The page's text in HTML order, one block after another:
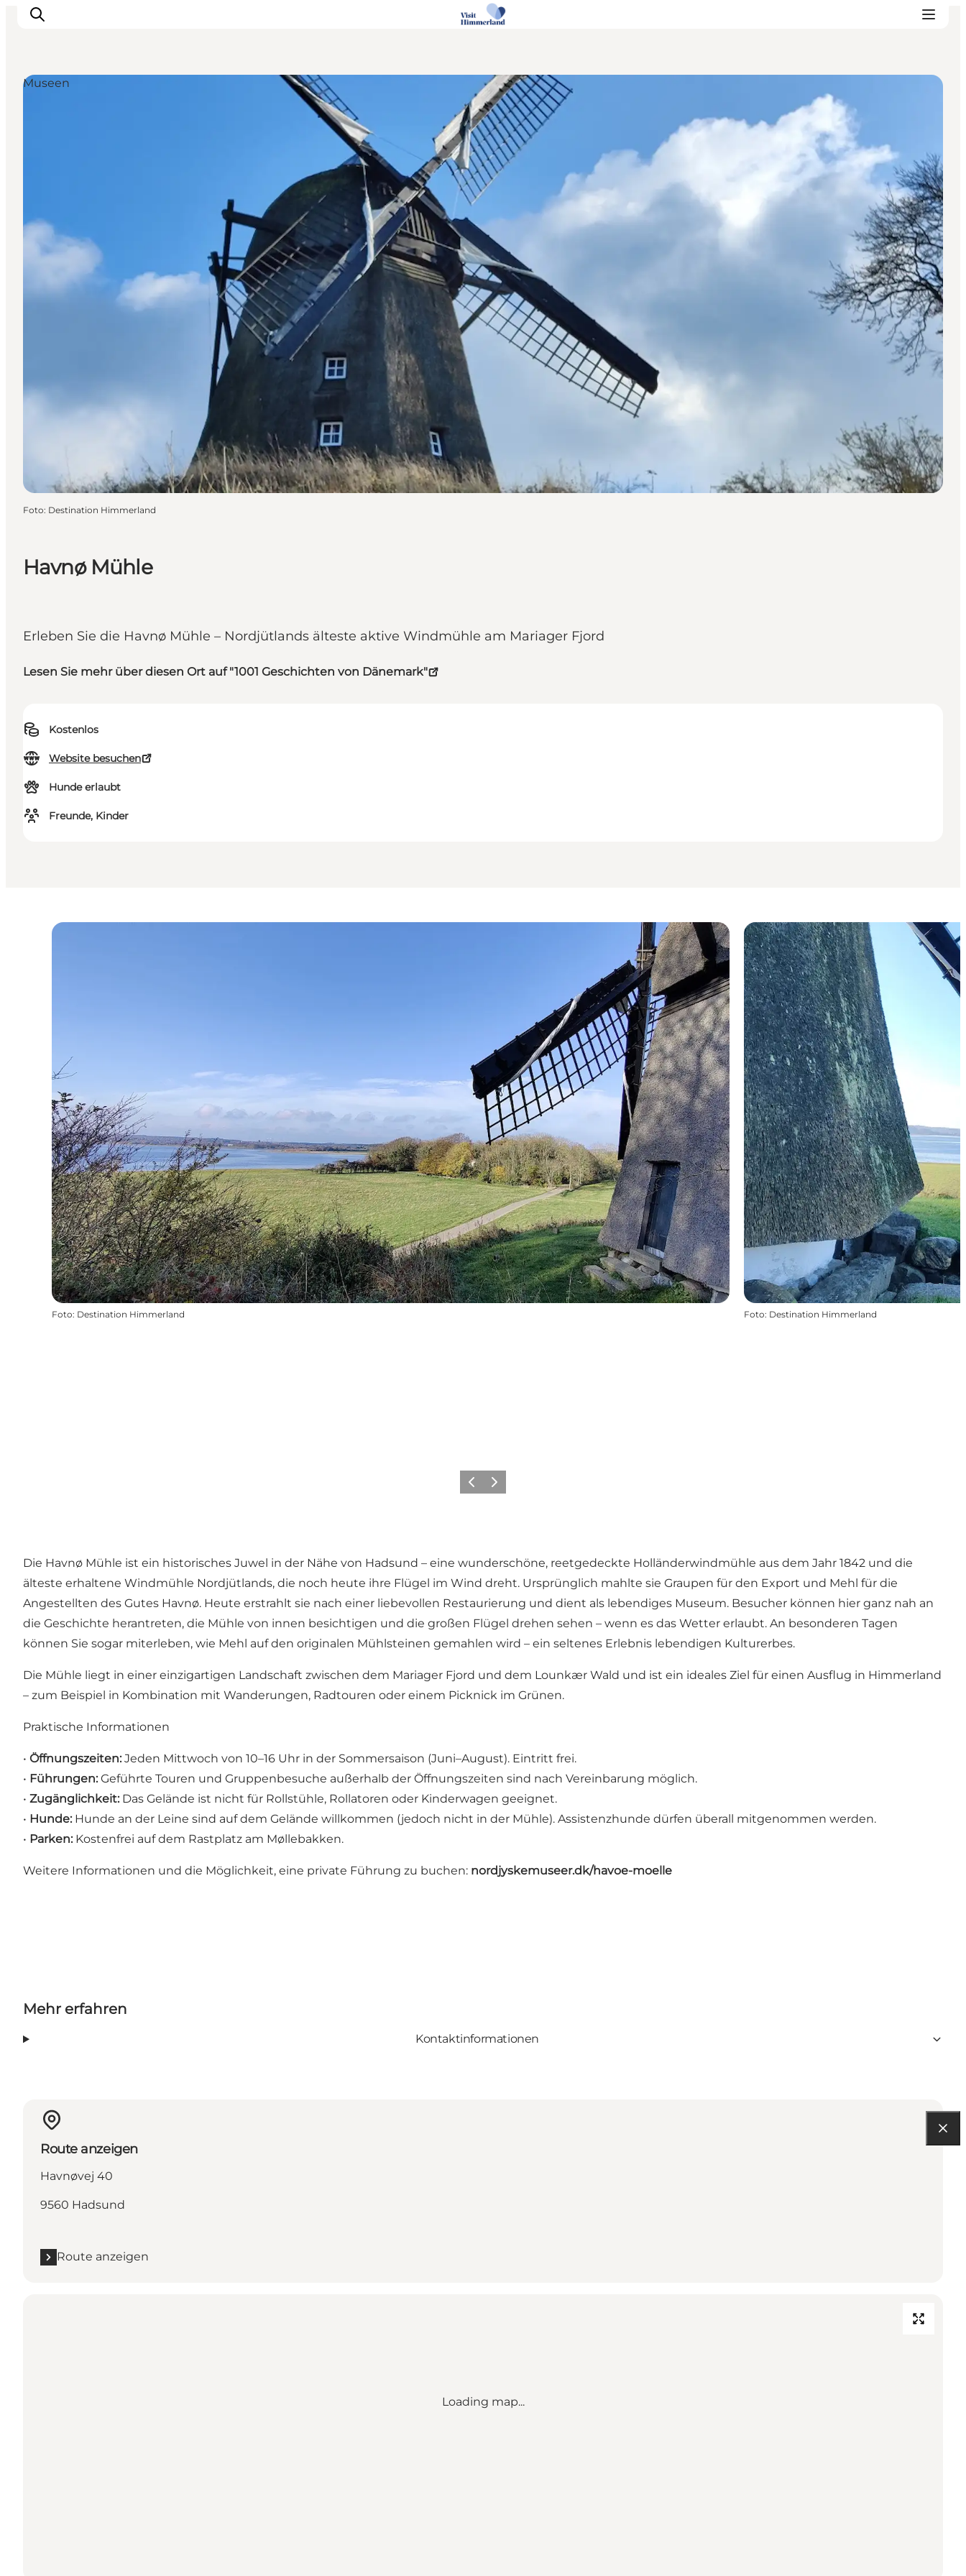
Praktische Informationen
Havnø Mühle
Erleben Sie die Havnø Mühle – Nordjütlands älteste aktive Windmühle am Mariager Fjord
Lesen Sie mehr über diesen Ort auf "1001 Geschichten von Dänemark"
Kostenlos
Website besuchen
Hunde erlaubt
Freunde, Kinder
Museen
Foto: Destination Himmerland
Foto: Destination Himmerland Foto: Destination Himmerland
Vorherige Folie
Nächste Folie
Die Havnø Mühle ist ein historisches Juwel in der Nähe von Hadsund – eine wunderschöne, reetgedeckte Holländerwindmühle aus dem Jahr 1842 und die
älteste erhaltene Windmühle Nordjütlands, die noch heute ihre Flügel im Wind dreht. Ursprünglich mahlte sie Graupen für den Export und Mehl für die
Angestellten des Gutes Havnø. Heute erstrahlt sie nach einer liebevollen Restaurierung und dient als lebendiges Museum. Besucher können hier ganz nah an
die Geschichte herantreten, die Mühle von innen besichtigen und die großen Flügel drehen sehen – wenn es das Wetter erlaubt. An besonderen Tagen
können Sie sogar miterleben, wie Mehl auf den originalen Mühlsteinen gemahlen wird – ein seltenes Erlebnis lebendigen Kulturerbes.
Die Mühle liegt in einer einzigartigen Landschaft zwischen dem Mariager Fjord und dem Lounkær Wald und ist ein ideales Ziel für einen Ausflug in Himmerland
– zum Beispiel in Kombination mit Wanderungen, Radtouren oder einem Picknick im Grünen.
Praktische Informationen
• Öffnungszeiten: Jeden Mittwoch von 10–16 Uhr in der Sommersaison (Juni–August). Eintritt frei.
• Führungen: Geführte Touren und Gruppenbesuche außerhalb der Öffnungszeiten sind nach Vereinbarung möglich.
• Zugänglichkeit: Das Gelände ist nicht für Rollstühle, Rollatoren oder Kinderwagen geeignet.
• Hunde: Hunde an der Leine sind auf dem Gelände willkommen (jedoch nicht in der Mühle). Assistenzhunde dürfen überall mitgenommen werden.
• Parken: Kostenfrei auf dem Rastplatz am Møllebakken.
Weitere Informationen und die Möglichkeit, eine private Führung zu buchen: nordjyskemuseer.dk/havoe-moelle
Mehr erfahren
Kontaktinformationen
Route anzeigen
Havnøvej 40
9560 Hadsund
Route anzeigen
Loading map...